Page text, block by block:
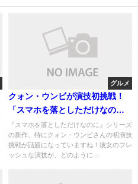
グルメ
クォン・ウンビが演技初挑戦！
「スマホを落としただけなの
に」ヒロイン秘話
『スマホを落としただけなのに』シリーズ
の新作、特にクォン・ウンビさんの初演技
挑戦が話題になっていますね！彼女のフレ
ッシュな演技が、どのように...